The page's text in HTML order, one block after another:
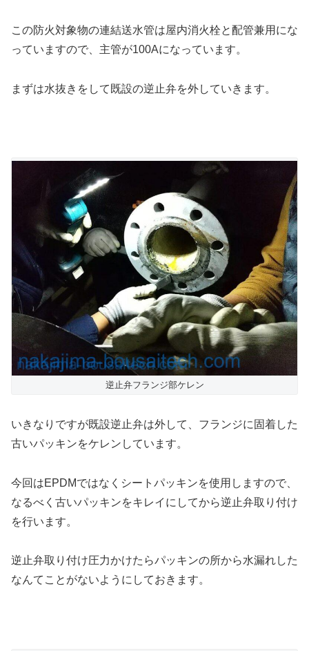
この防火対象物の連結送水管は屋内消火栓と配管兼用にな
っていますので、主管が100Aになっています。
まずは水抜きをして既設の逆止弁を外していきます。
逆止弁フランジ部ケレン
いきなりですが既設逆止弁は外して、フランジに固着した
古いパッキンをケレンしています。
今回はEPDMではなくシートパッキンを使用しますので、
なるべく古いパッキンをキレイにしてから逆止弁取り付け
を行います。
逆止弁取り付け圧力かけたらパッキンの所から水漏れした
なんてことがないようにしておきます。